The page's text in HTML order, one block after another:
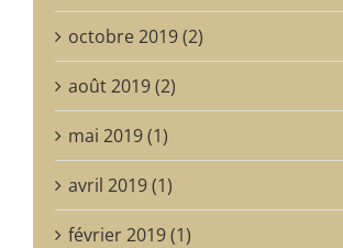
octobre 2019 (2)
août 2019 (2)
mai 2019 (1)
avril 2019 (1)
février 2019 (1)